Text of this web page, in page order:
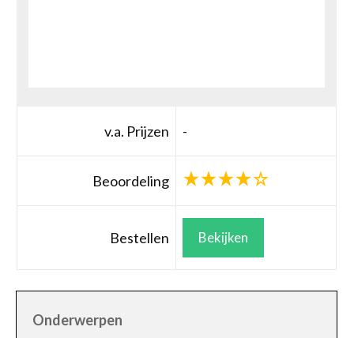
v.a. Prijzen -
Beoordeling
Bestellen Bekijken
Onderwerpen